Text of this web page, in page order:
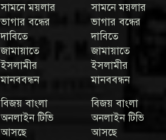
সামনে ময়লার
ভাগার বন্ধের
দাবিতে
জামায়াতে
ইসলামীর
মানববন্ধন
বিজয় বাংলা
অনলাইন টিভি
আসছে
সামনে ময়লার
ভাগার বন্ধের
দাবিতে
জামায়াতে
ইসলামীর
মানববন্ধন
বিজয় বাংলা
অনলাইন টিভি
আসছে